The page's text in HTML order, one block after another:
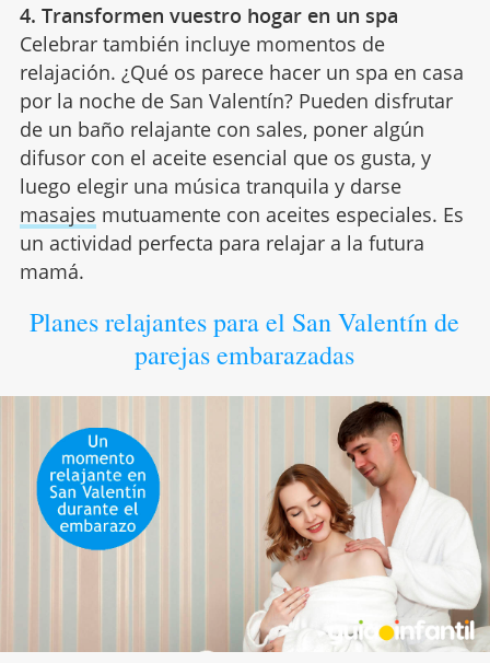
4. Transformen vuestro hogar en un spa
Celebrar también incluye momentos de
relajación. ¿Qué os parece hacer un spa en casa
por la noche de San Valentín? Pueden disfrutar
de un baño relajante con sales, poner algún
difusor con el aceite esencial que os gusta, y
luego elegir una música tranquila y darse
masajes mutuamente con aceites especiales. Es
un actividad perfecta para relajar a la futura
mamá.
Planes relajantes para el San Valentín de
parejas embarazadas